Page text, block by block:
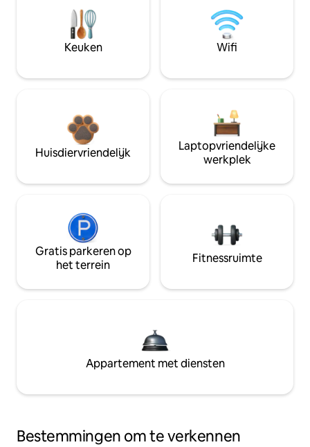
Keuken Wifi
Huisdiervriendelijk
Laptopvriendelijke
werkplek
Gratis parkeren op
het terrein
Fitnessruimte
Appartement met diensten
Bestemmingen om te verkennen